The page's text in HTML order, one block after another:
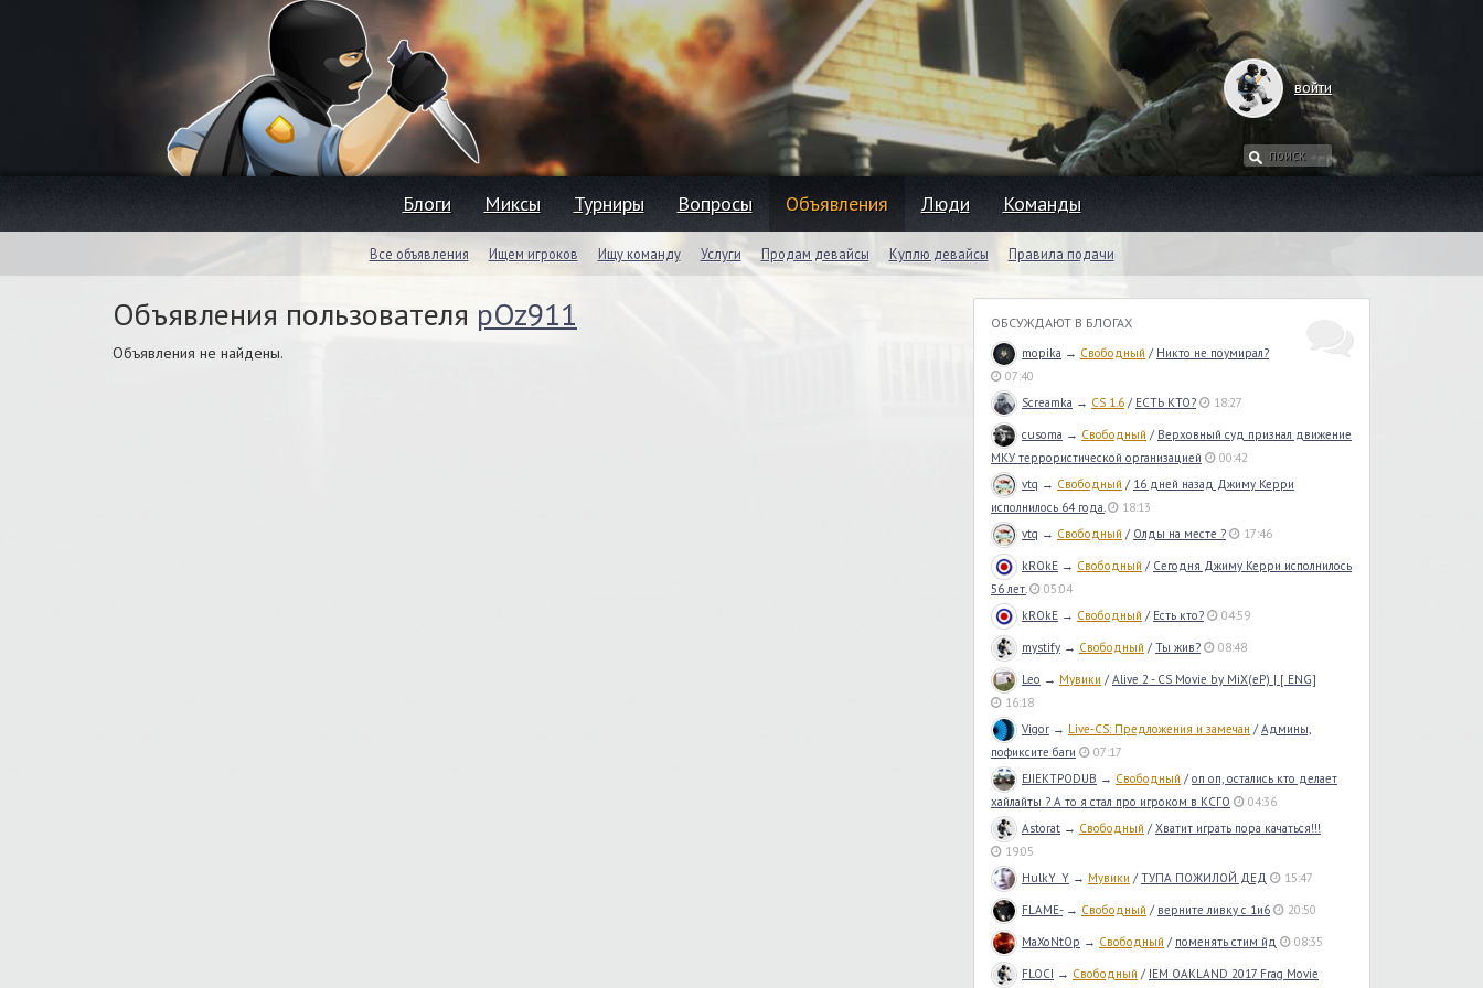
войти
Блоги Миксы Турниры Вопросы Объявления Люди Команды
Все объявления Ищем игроков Ищу команду Услуги Продам девайсы Куплю девайсы Правила подачи
Объявления пользователя pOz911
Объявления не найдены.
ОБСУЖДАЮТ В БЛОГАХ
mopika → Свободный / Никто не поумирал?
07:40
Screamka → CS 1.6 / ЕСТЬ КТО? 18:27
cusoma → Свободный / Верховный суд признал движение
МКУ террористической организацией
00:42
vtq → Свободный / 16 дней назад Джиму Керри
исполнилось 64 года.
18:13
vtq → Свободный / Олды на месте ? 17:46
kROkE → Свободный / Сегодня Джиму Керри исполнилось
56 лет.
05:04
kROkE → Свободный / Есть кто? 04:59
mystify → Свободный /Ты жив? 08:48
Leo → Мувики /Alive 2 - CS Movie by MiX(eP) | [ ENG]
16:18
Vigor → Live-CS: Предложения и замечан /Админы,
пофиксите баги
07:17
EJIEKTPODUB → Свободный /оп оп, остались кто делает
хайлайты ? А то я стал про игроком в КСГО
04:36
Astorat → Свободный /Хватит играть пора качаться!!!
19:05
HulkY_Y → Мувики /ТУПА ПОЖИЛОЙ ДЕД 15:47
FLAME-→ Свободный / верните ливку с 1и6 20:50
MaXoNtOp → Свободный / поменять стим йд 08:35
FLOCI → Свободный / IEM OAKLAND 2017 Frag Movie